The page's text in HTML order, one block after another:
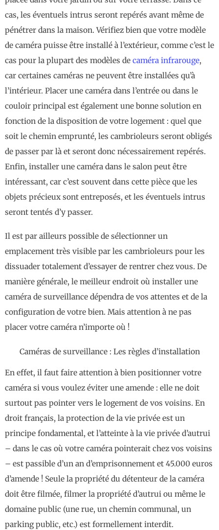
cas, les éventuels intrus seront repérés avant même de
pénétrer dans la maison. Vérifiez bien que votre modèle
de caméra puisse être installé à l’extérieur, comme c’est le
cas pour la plupart des modèles de caméra infrarouge,
car certaines caméras ne peuvent être installées qu’à
l’intérieur. Placer une caméra dans l’entrée ou dans le
couloir principal est également une bonne solution en
fonction de la disposition de votre logement : quel que
soit le chemin emprunté, les cambrioleurs seront obligés
de passer par là et seront donc nécessairement repérés.
Enfin, installer une caméra dans le salon peut être
intéressant, car c’est souvent dans cette pièce que les
objets précieux sont entreposés, et les éventuels intrus
seront tentés d’y passer.
Il est par ailleurs possible de sélectionner un
emplacement très visible par les cambrioleurs pour les
dissuader totalement d’essayer de rentrer chez vous. De
manière générale, le meilleur endroit où installer une
caméra de surveillance dépendra de vos attentes et de la
configuration de votre bien. Mais attention à ne pas
placer votre caméra n’importe où !
Caméras de surveillance : Les règles d’installation
En effet, il faut faire attention à bien positionner votre
caméra si vous voulez éviter une amende : elle ne doit
surtout pas pointer vers le logement de vos voisins. En
droit français, la protection de la vie privée est un
principe fondamental, et l’atteinte à la vie privée d’autrui
– dans le cas où votre caméra pointerait chez vos voisins
– est passible d’un an d’emprisonnement et 45.000 euros
d’amende ! Seule la propriété du détenteur de la caméra
doit être filmée, filmer la propriété d’autrui ou même le
domaine public (une rue, un chemin communal, un
parking public, etc.) est formellement interdit.